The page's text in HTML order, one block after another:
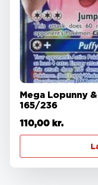
Mega Lopunny
165/236
110,00 kr.